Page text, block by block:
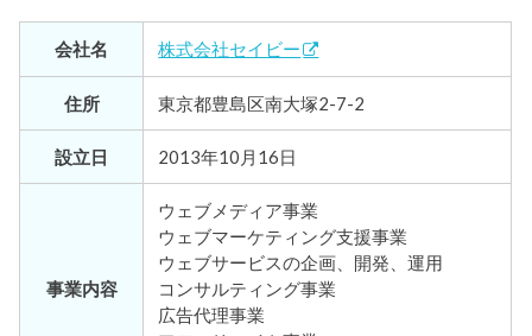
会社名 株式会社セイビー
住所 東京都豊島区南大塚2-7-2
設立日 2013年10月16日
事業内容
ウェブメディア事業
ウェブマーケティング支援事業
ウェブサービスの企画、開発、運用
コンサルティング事業
広告代理事業